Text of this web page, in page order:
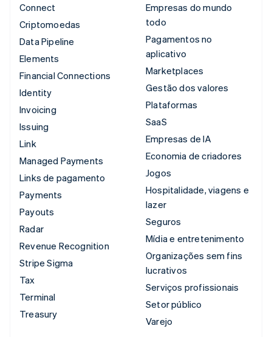
Connect
Criptomoedas
Data Pipeline
Elements
Financial Connections
Identity
Invoicing
Issuing
Link
Managed Payments
Links de pagamento
Payments
Payouts
Radar
Revenue Recognition
Stripe Sigma
Tax
Terminal
Treasury
Empresas do mundo
todo
Pagamentos no
aplicativo
Marketplaces
Gestão dos valores
Plataformas
SaaS
Empresas de IA
Economia de criadores
Jogos
Hospitalidade, viagens e
lazer
Seguros
Mídia e entretenimento
Organizações sem fins
lucrativos
Serviços profissionais
Setor público
Varejo